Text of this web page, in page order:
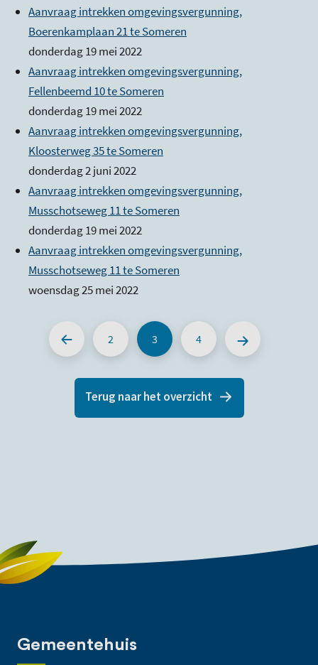
Aanvraag intrekken omgevingsvergunning,
Boerenkamplaan 21 te Someren
donderdag 19 mei 2022
Aanvraag intrekken omgevingsvergunning,
Fellenbeemd 10 te Someren
donderdag 19 mei 2022
Aanvraag intrekken omgevingsvergunning,
Kloosterweg 35 te Someren
donderdag 2 juni 2022
Aanvraag intrekken omgevingsvergunning,
Musschotseweg 11 te Someren
donderdag 19 mei 2022
Aanvraag intrekken omgevingsvergunning,
Musschotseweg 11 te Someren
woensdag 25 mei 2022
2 3 4
Terug naar het overzicht
Gemeentehuis